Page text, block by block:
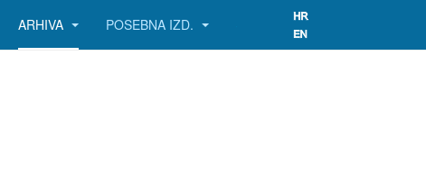
ARHIVA POSEBNA IZD.